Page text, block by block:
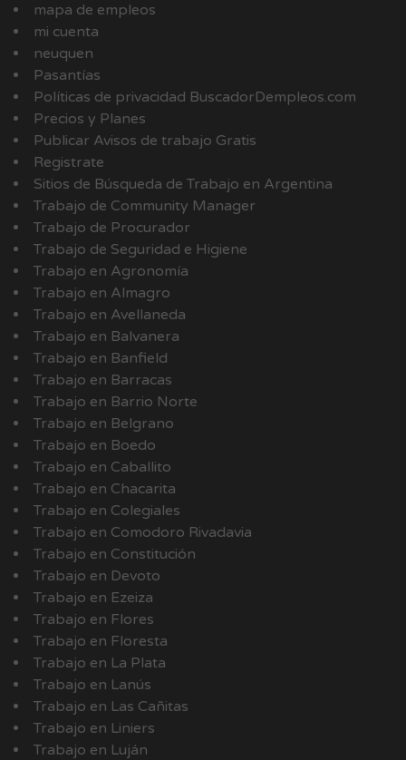
mapa de empleos
mi cuenta
neuquen
Pasantías
Políticas de privacidad BuscadorDempleos.com
Precios y Planes
Publicar Avisos de trabajo Gratis
Registrate
Sitios de Búsqueda de Trabajo en Argentina
Trabajo de Community Manager
Trabajo de Procurador
Trabajo de Seguridad e Higiene
Trabajo en Agronomía
Trabajo en Almagro
Trabajo en Avellaneda
Trabajo en Balvanera
Trabajo en Banfield
Trabajo en Barracas
Trabajo en Barrio Norte
Trabajo en Belgrano
Trabajo en Boedo
Trabajo en Caballito
Trabajo en Chacarita
Trabajo en Colegiales
Trabajo en Comodoro Rivadavia
Trabajo en Constitución
Trabajo en Devoto
Trabajo en Ezeiza
Trabajo en Flores
Trabajo en Floresta
Trabajo en La Plata
Trabajo en Lanús
Trabajo en Las Cañitas
Trabajo en Liniers
Trabajo en Luján